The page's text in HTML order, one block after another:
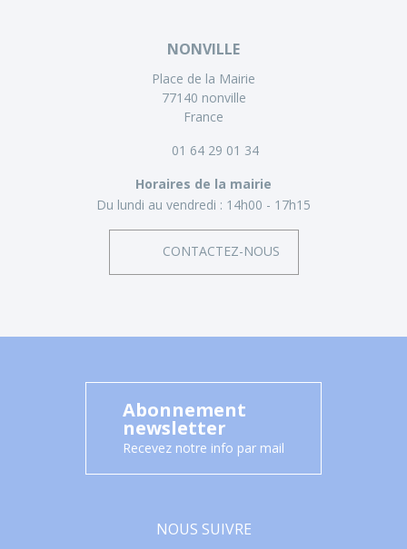
NONVILLE
Place de la Mairie
77140 nonville
France
01 64 29 01 34
Horaires de la mairie
Du lundi au vendredi : 14h00 - 17h15
CONTACTEZ-NOUS
Abonnement
newsletter
Recevez notre info par mail
NOUS SUIVRE